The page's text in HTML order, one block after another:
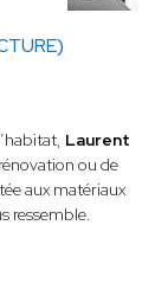
Laurent
ou de
aux matériaux
ressemble.